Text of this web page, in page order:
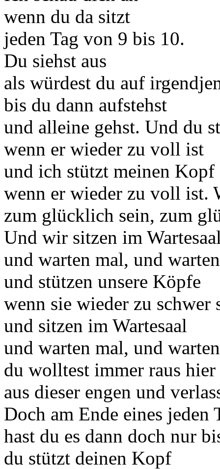
wenn du da sitzt
jeden Tag von 9 bis 10.
Du siehst aus
als würdest du auf
bis du dann aufstehst
und alleine gehst. Und du
wenn er wieder zu voll ist
und ich stützt meinen Kopf
wenn er wieder zu voll ist.
zum glücklich sein, zum
Und wir sitzen im
und warten mal, und
und stützen unsere Köpfe
wenn sie wieder zu schwer
und sitzen im Wartesaal
und warten mal, und
du wolltest immer raus hier
aus dieser engen und
Doch am Ende eines jeden
hast du es dann doch nur
du stützt deinen Kopf